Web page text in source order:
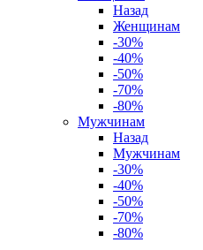
Назад
Женщинам
-30%
-40%
-50%
-70%
-80%
Мужчинам
Назад
Мужчинам
-30%
-40%
-50%
-70%
-80%